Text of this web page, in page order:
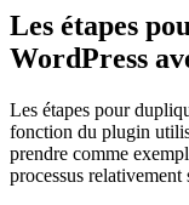
Les étapes
WordPress
Les étapes pour
fonction du plugin
prendre comme
processus